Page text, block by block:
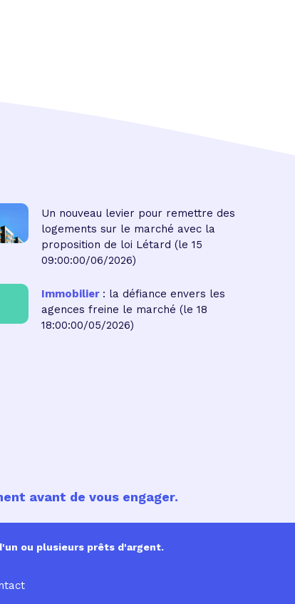
Un nouveau levier pour remettre des
logements sur le marché avec la
proposition de loi Létard (le 15
09:00:00/06/2026)
Immobilier : la défiance envers les
agences freine le marché (le 18
18:00:00/05/2026)
avant de vous engager.
ou plusieurs prêts d'argent.